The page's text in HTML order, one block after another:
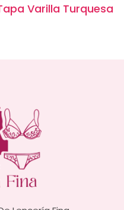
Varilla Turquesa